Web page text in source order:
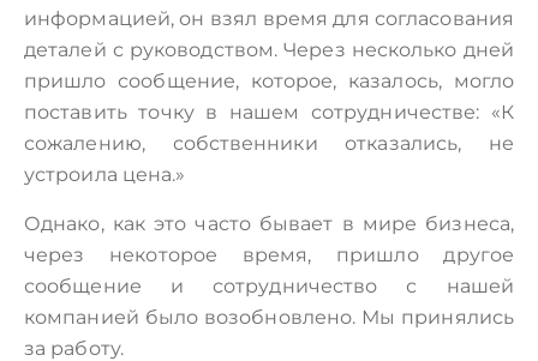
информацией, он взял время для согласования
деталей с руководством. Через несколько дней
пришло сообщение, которое, казалось, могло
поставить точку в нашем сотрудничестве: «К
сожалению, собственники отказались, не
устроила цена.»
Однако, как это часто бывает в мире бизнеса,
через некоторое время, пришло другое
сообщение и сотрудничество с нашей
компанией было возобновлено. Мы принялись
за работу.